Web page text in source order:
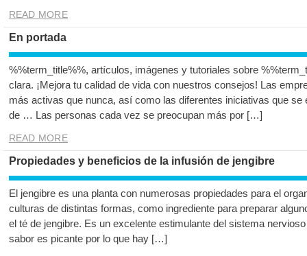
READ MORE
En portada
%%term_title%%, artículos, imágenes y tutoriales sobre
clara. ¡Mejora tu calidad de vida con nuestros consejos! Las
más activas que nunca, así como las diferentes iniciativas que se
de … Las personas cada vez se preocupan más por […]
READ MORE
Propiedades y beneficios de la infusión de jengibre
El jengibre es una planta con numerosas propiedades para el
culturas de distintas formas, como ingrediente para preparar
el té de jengibre. Es un excelente estimulante del sistema
sabor es picante por lo que hay […]